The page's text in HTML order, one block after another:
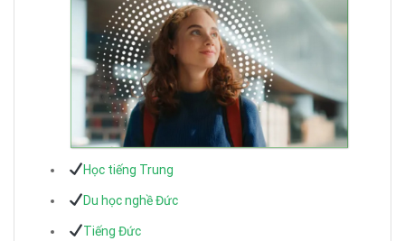
Học tiếng Trung
Du học nghề Đức
Tiếng Đức